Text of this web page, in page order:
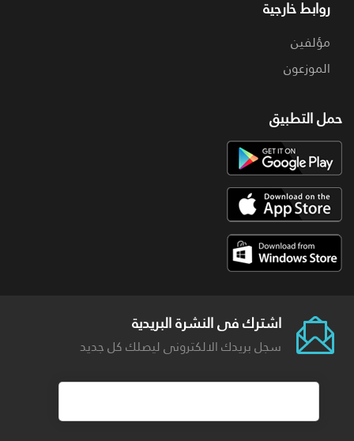
روابط خارجية
مؤلفين
الموزعون
حمل التطبيق
اشترك فى النشرة البريدية
سجل بريدك الالكترونى ليصلك كل جديد